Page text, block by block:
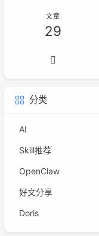
文章
29
分类
AI
Skill推荐
OpenClaw
好文分享
Doris